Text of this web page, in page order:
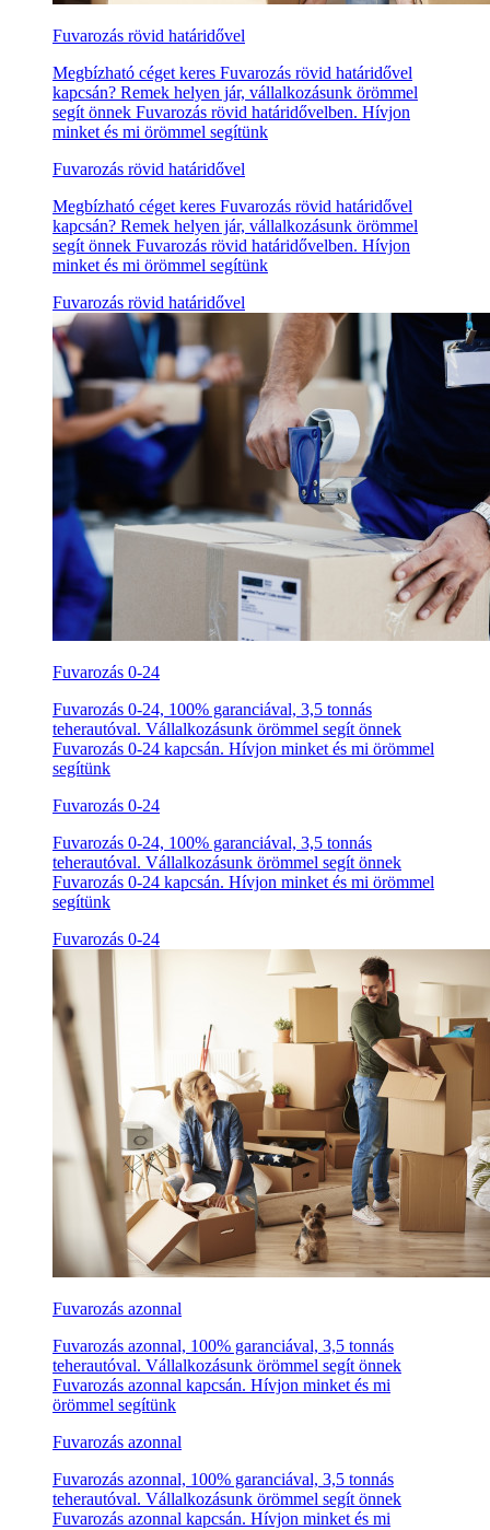
Fuvarozás rövid határidővel
Megbízható céget keres Fuvarozás rövid határidővel
kapcsán? Remek helyen jár, vállalkozásunk örömmel
segít önnek Fuvarozás rövid határidővelben. Hívjon
minket és mi örömmel segítünk
Fuvarozás rövid határidővel
Megbízható céget keres Fuvarozás rövid határidővel
kapcsán? Remek helyen jár, vállalkozásunk örömmel
segít önnek Fuvarozás rövid határidővelben. Hívjon
minket és mi örömmel segítünk
Fuvarozás rövid határidővel
Fuvarozás 0-24
Fuvarozás 0-24, 100% garanciával, 3,5 tonnás
teherautóval. Vállalkozásunk örömmel segít önnek
Fuvarozás 0-24 kapcsán. Hívjon minket és mi örömmel
segítünk
Fuvarozás 0-24
Fuvarozás 0-24, 100% garanciával, 3,5 tonnás
teherautóval. Vállalkozásunk örömmel segít önnek
Fuvarozás 0-24 kapcsán. Hívjon minket és mi örömmel
segítünk
Fuvarozás 0-24
Fuvarozás azonnal
Fuvarozás azonnal, 100% garanciával, 3,5 tonnás
teherautóval. Vállalkozásunk örömmel segít önnek
Fuvarozás azonnal kapcsán. Hívjon minket és mi
örömmel segítünk
Fuvarozás azonnal
Fuvarozás azonnal, 100% garanciával, 3,5 tonnás
teherautóval. Vállalkozásunk örömmel segít önnek
Fuvarozás azonnal kapcsán. Hívjon minket és mi